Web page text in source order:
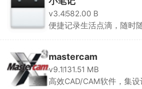
v3.4582.00 B
便捷记录生活点滴，随时
mastercam
v9.1 131.51 MB
高效CAD/CAM软件，集设